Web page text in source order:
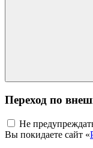
Переход по
Не
Вы покидаете сайт «